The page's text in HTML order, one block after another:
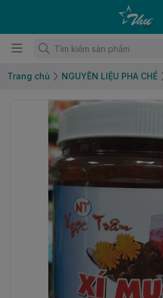
Trang chủ NGUYÊN LIỆU PHA CHẾ